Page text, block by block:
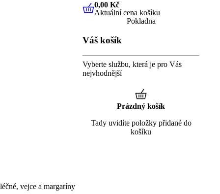
vejce a margaríny
0,00 KčAktuální cena košíku
0,00 Kč
Aktuální cena košíku
Pokladna
Váš košík
Vyberte službu, která je pro Vás
nejvhodnější
Prázdný košík
Tady uvidíte položky přidané do
košíku